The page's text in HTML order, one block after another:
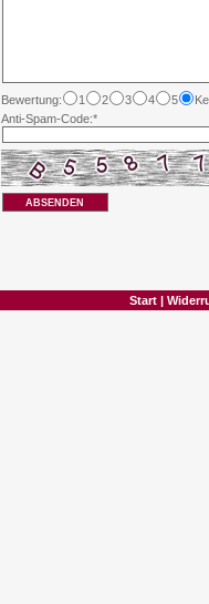
Bewertung: 1 2 3 4 5
Anti-Spam-Code:*
ABSENDEN
Start |